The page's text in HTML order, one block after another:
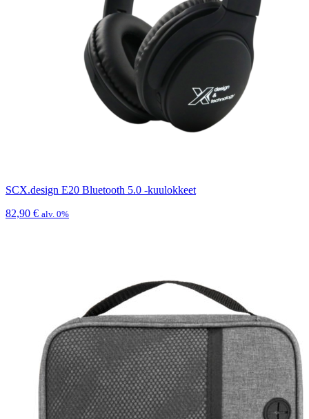
SCX.design E20 Bluetooth 5.0 -kuulokkeet
82,90 € alv. 0%